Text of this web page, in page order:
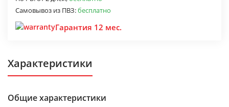
Самовывоз из ПВЗ:бесплатно
Гарантия 12 мес.
Характеристики
Общие характеристики